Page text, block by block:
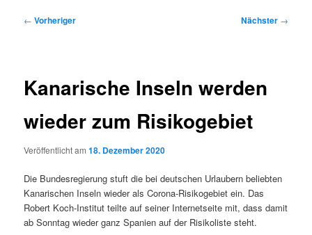
Beitragsnavigation
← Vorheriger Nächster →
Kanarische Inseln werden
wieder zum Risikogebiet
Veröffentlicht am18. Dezember 2020
Die Bundesregierung stuft die bei deutschen Urlaubern beliebten
Kanarischen Inseln wieder als Corona-Risikogebiet ein. Das
Robert Koch-Institut teilte auf seiner Internetseite mit, dass damit
ab Sonntag wieder ganz Spanien auf der Risikoliste steht.